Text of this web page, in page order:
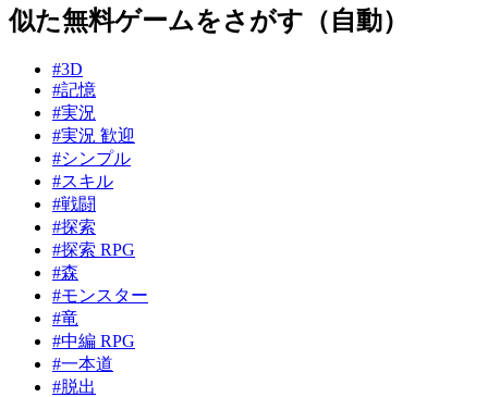
似た無料ゲームをさがす（自動）
#3D
#記憶
#実況
#実況 歓迎
#シンプル
#スキル
#戦闘
#探索
#探索 RPG
#森
#モンスター
#竜
#中編 RPG
#一本道
#脱出